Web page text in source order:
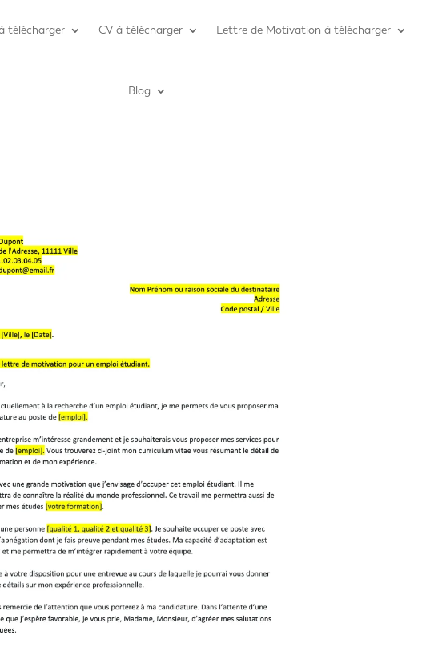
télécharger CV à télécharger Lettre de Motivation à télécharger
Blog